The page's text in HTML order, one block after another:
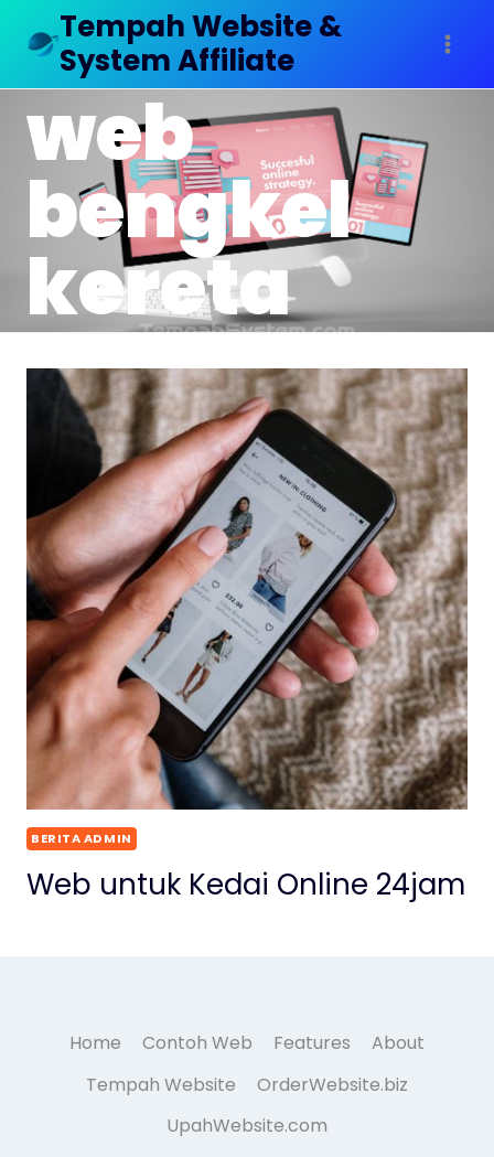
Tempah Website &
System Affiliate
web
bengkel
kereta
BERITA ADMIN
Web untuk Kedai Online 24jam
Home Contoh Web Features
About
Tempah Website
OrderWebsite.biz
UpahWebsite.com